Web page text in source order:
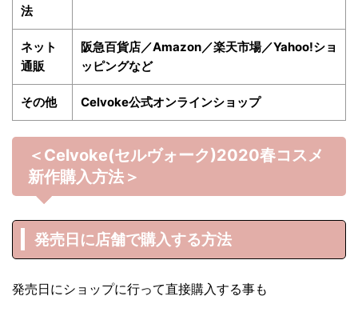
法
ネット
通販
阪急百貨店／Amazon／楽天市場／Yahoo!ショ
ッピングなど
その他 Celvoke公式オンラインショップ
＜Celvoke(セルヴォーク)2020春コスメ
新作購入方法＞
発売日に店舗で購入する方法
発売日にショップに行って直接購入する事も